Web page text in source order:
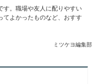
す。職場や友人に配りやすい
てよかったものなど、おすす
ミツケヨ編集部